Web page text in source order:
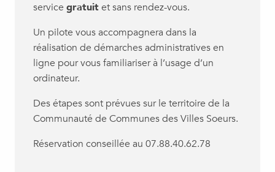
service gratuitet sans rendez-vous.
Un pilote vous accompagnera dans la
réalisation de démarches administratives en
ligne pour vous familiariser à l’usage d’un
ordinateur.
Des étapes sont prévues sur le territoire de la
Communauté de Communes des Villes Soeurs.
Réservation conseillée au 07.88.40.62.78